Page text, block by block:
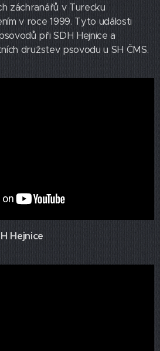
záchranářů v Turecku
v roce 1999. Tyto události
při SDH Hejnice a
družstev psovodu u SH ČMS.
Hejnice